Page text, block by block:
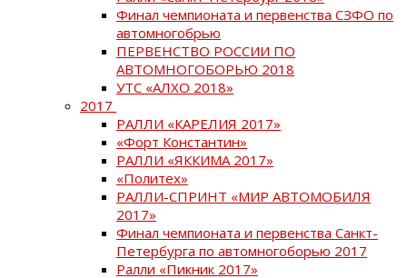
Финал чемпионата и первенства СЗФО по
автомногобрью
ПЕРВЕНСТВО РОССИИ ПО
АВТОМНОГОБОРЬЮ 2018
УТС «АЛХО 2018»
2017
РАЛЛИ «КАРЕЛИЯ 2017»
«Форт Константин»
РАЛЛИ «ЯККИМА 2017»
«Политех»
РАЛЛИ-СПРИНТ «МИР АВТОМОБИЛЯ
2017»
Финал чемпионата и первенства Санкт-
Петербурга по автомногоборью 2017
Ралли «Пикник 2017»